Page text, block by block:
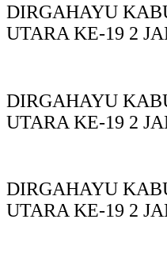
DIRGAHAYU
UTARA KE-19 2
DIRGAHAYU
UTARA KE-19 2
DIRGAHAYU
UTARA KE-19 2